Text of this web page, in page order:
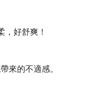
，好舒爽！
來的不適感。